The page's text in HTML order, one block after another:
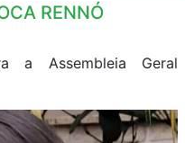
RENNÓ
a Assembleia Geral